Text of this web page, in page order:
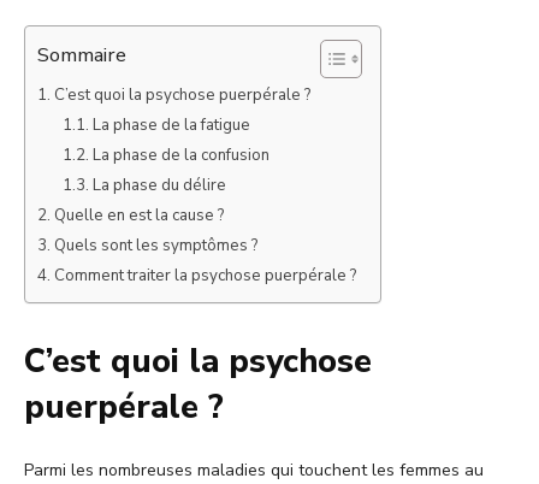
Sommaire
C’est quoi la psychose puerpérale ?
La phase de la fatigue
La phase de la confusion
La phase du délire
Quelle en est la cause ?
Quels sont les symptômes ?
Comment traiter la psychose puerpérale ?
C’est quoi la psychose
puerpérale ?
Parmi les nombreuses maladies qui touchent les femmes au